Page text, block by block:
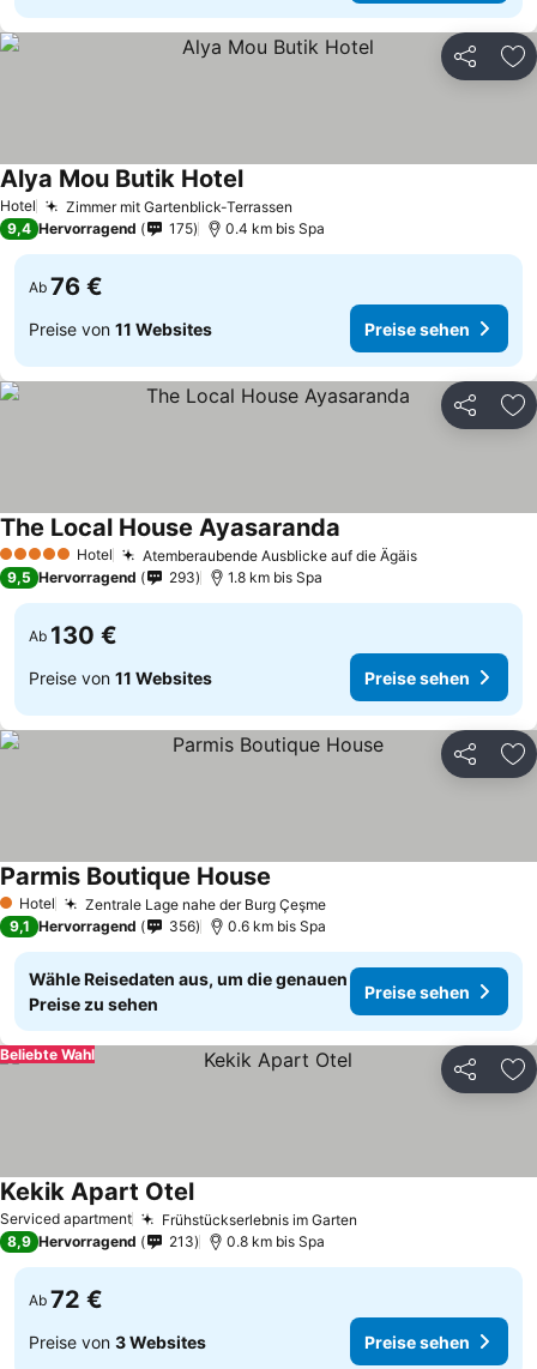
Teilen
Hotel Zimmer mit Gartenblick-Terrassen
Alya Mou Butik Hotel
9,4 Hervorragend 175 0.4 km bis Spa
Ab 76 €
Preise von 11 Websites Preise sehen
Teilen
5 Sterne Hotel Atemberaubende Ausblicke auf die Ägäis
The Local House Ayasaranda
9,5 Hervorragend 293 1.8 km bis Spa
Ab 130 €
Preise von 11 Websites Preise sehen
Teilen
1 Sterne
Hotel Zentrale Lage nahe der Burg Çeşme
Parmis Boutique House
9,1 Hervorragend 356 0.6 km bis Spa
Wähle Reisedaten aus, um die genauen
Preise zu sehen
Preise sehen
Teilen
Beliebte Wahl
Serviced apartment Frühstückserlebnis im Garten
Kekik Apart Otel
8,9 Hervorragend 213 0.8 km bis Spa
Ab 72 €
Preise von 3 Websites Preise sehen